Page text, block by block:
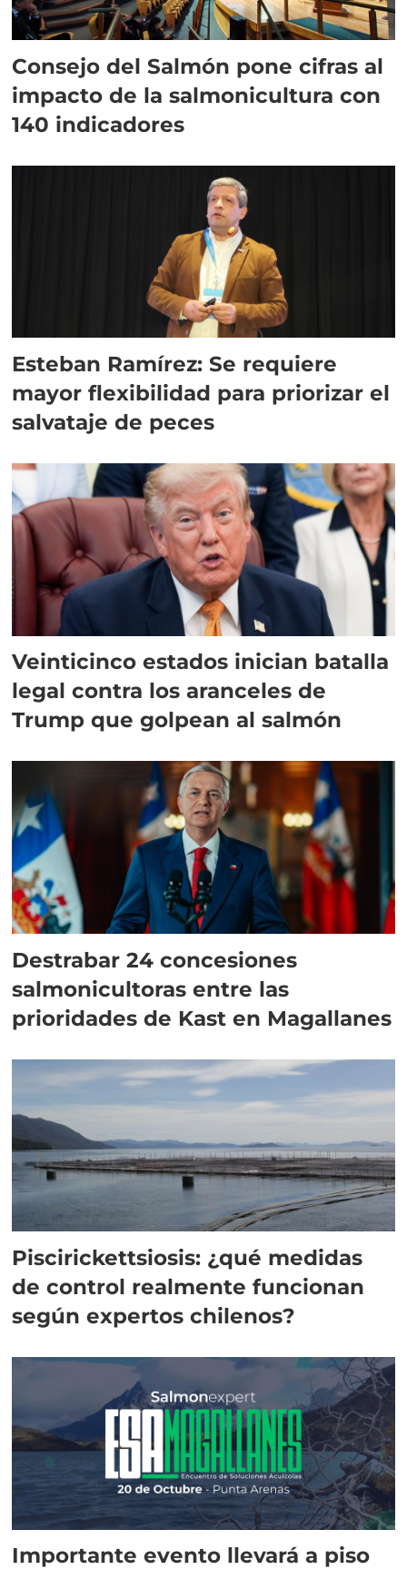
Consejo del Salmón pone cifras al
impacto de la salmonicultura con
140 indicadores
Esteban Ramírez: Se requiere
mayor flexibilidad para priorizar el
salvataje de peces
Veinticinco estados inician batalla
legal contra los aranceles de
Trump que golpean al salmón
Destrabar 24 concesiones
salmonicultoras entre las
prioridades de Kast en Magallanes
Piscirickettsiosis: ¿qué medidas
de control realmente funcionan
según expertos chilenos?
Importante evento llevará a piso